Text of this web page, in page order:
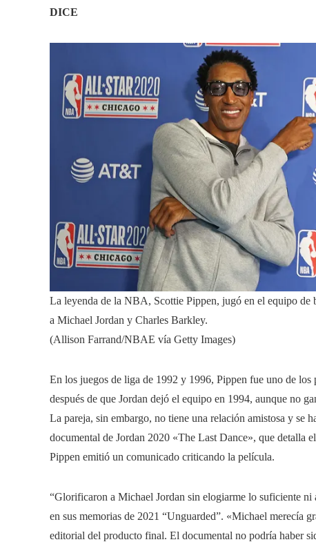
DICE
La leyenda de la NBA, Scottie Pippen, jugó en el equipo
a Michael Jordan y Charles Barkley.
(Allison Farrand/NBAE vía Getty Images)
En los juegos de liga de 1992 y 1996, Pippen fue uno de
después de que Jordan dejó el equipo en 1994, aunque no
La pareja, sin embargo, no tiene una relación amistosa y se
documental de Jordan 2020 «The Last Dance», que detalla
Pippen emitió un comunicado criticando la película.
“Glorificaron a Michael Jordan sin elogiarme lo suficiente
en sus memorias de 2021 “Unguarded”. «Michael merecía
editorial del producto final. El documental no podría haber